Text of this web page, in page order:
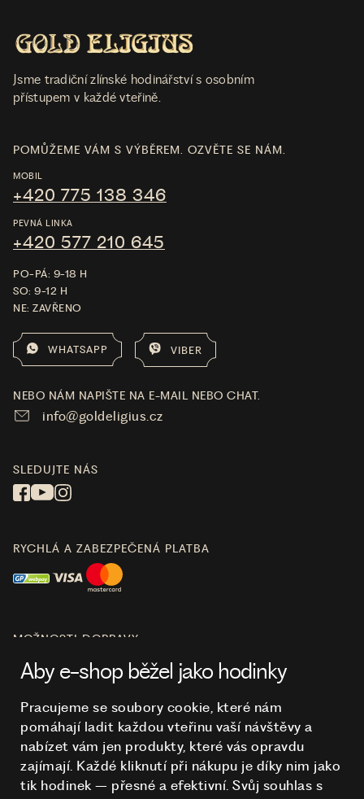
Jsme tradiční zlínské hodinářství s osobním
přístupem v každé vteřině.
O NÁKUPU
HODINKY
POMŮŽEME VÁM S VÝBĚREM. OZVĚTE SE NÁM.
MOBIL
+420 775 138 346
PEVNÁ LINKA
+420 577 210 645
PO-PÁ: 9-18 H
SO: 9-12 H
NE: ZAVŘENO
WHATSAPP VIBER
NEBO NÁM NAPIŠTE NA E-MAIL NEBO CHAT.
info@goldeligius.cz
SLEDUJTE NÁS
RYCHLÁ A ZABEZPEČENÁ PLATBA
MOŽNOSTI DOPRAVY
Aby e-shop běžel jako hodinky
Pracujeme se soubory cookie, které nám
pomáhají ladit každou vteřinu vaší návštěvy a
nabízet vám jen produkty, které vás opravdu
zajímají. Každé kliknutí při nákupu je díky nim jako
tik hodinek – přesné a efektivní. Svůj souhlas s